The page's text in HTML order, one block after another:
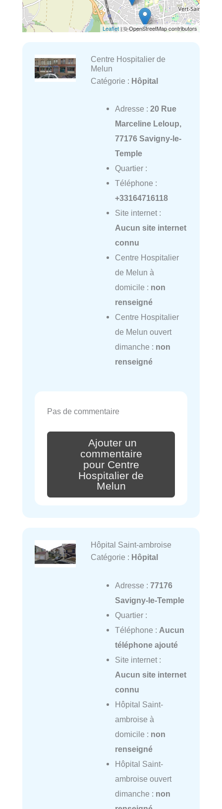
Leaflet| © OpenStreetMap contributors
Centre Hospitalier de
Melun
Catégorie : Hôpital
Adresse : 20 Rue
Marceline Leloup,
77176 Savigny-le-
Temple
Quartier :
Téléphone :
+33164716118
Site internet :
Aucun site internet
connu
Centre Hospitalier
de Melun à
domicile : non
renseigné
Centre Hospitalier
de Melun ouvert
dimanche : non
renseigné
Pas de commentaire
Ajouter un
commentaire
pour Centre
Hospitalier de
Melun
Hôpital Saint-ambroise
Catégorie : Hôpital
Adresse : 77176
Savigny-le-Temple
Quartier :
Téléphone : Aucun
téléphone ajouté
Site internet :
Aucun site internet
connu
Hôpital Saint-
ambroise à
domicile : non
renseigné
Hôpital Saint-
ambroise ouvert
dimanche : non